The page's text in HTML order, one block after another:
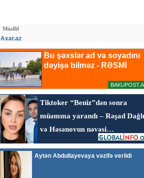
Müəllif
Axar.az
Tanınmış aşığın nəvəsi faciəvi şəkildə öldü